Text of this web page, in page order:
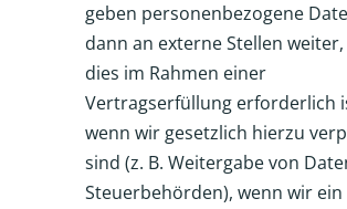
geben personenbezogene
dann an externe Stellen
dies im Rahmen einer
Vertragserfüllung erforderlich
wenn wir gesetzlich hierzu
sind (z. B. Weitergabe von
Steuerbehörden), wenn wir ein